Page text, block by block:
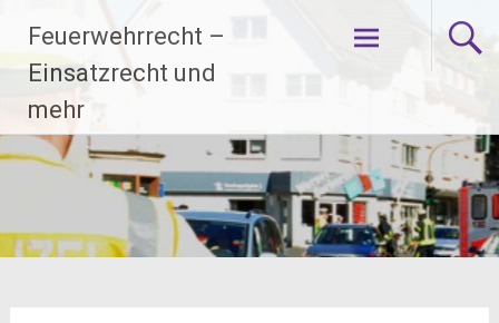
Inhalt
springen
Feuerwehrrecht –
Einsatzrecht und
mehr